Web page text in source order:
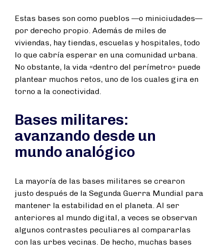
Estas bases son como pueblos —o miniciudades—
por derecho propio. Además de miles de
viviendas, hay tiendas, escuelas y hospitales, todo
lo que cabría esperar en una comunidad urbana.
No obstante, la vida «dentro del perímetro» puede
plantear muchos retos, uno de los cuales gira en
torno a la conectividad.
Bases militares:
avanzando desde un
mundo analógico
La mayoría de las bases militares se crearon
justo después de la Segunda Guerra Mundial para
mantener la estabilidad en el planeta. Al ser
anteriores al mundo digital, a veces se observan
algunos contrastes peculiares al compararlas
con las urbes vecinas. De hecho, muchas bases